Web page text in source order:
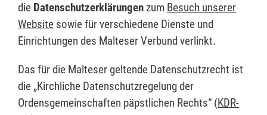
die Datenschutzerklärungenzum Besuch unserer
Website sowie für verschiedene Dienste und
Einrichtungen des Malteser Verbund verlinkt.
Das für die Malteser geltende Datenschutzrecht ist
die „Kirchliche Datenschutzregelung der
Ordensgemeinschaften päpstlichen Rechts“ (KDR-